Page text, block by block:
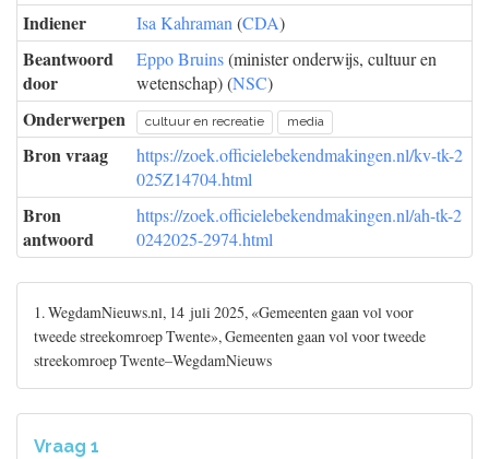
Indiener Isa Kahraman (CDA)
Beantwoord
door
Eppo Bruins(minister onderwijs, cultuur en
wetenschap) (NSC)
Onderwerpen cultuur en recreatie media
Bron vraag
https://zoek.officielebekendmakingen.nl/kv-tk-2
025Z14704.html
Bron
antwoord
https://zoek.officielebekendmakingen.nl/ah-tk-2
0242025-2974.html
1. WegdamNieuws.nl, 14 juli 2025, «Gemeenten gaan vol voor
tweede streekomroep Twente», Gemeenten gaan vol voor tweede
streekomroep Twente–WegdamNieuws
Vraag 1